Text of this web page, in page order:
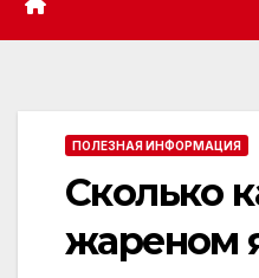
ПОЛЕЗНАЯ ИНФОРМАЦИЯ
Сколько
жареном